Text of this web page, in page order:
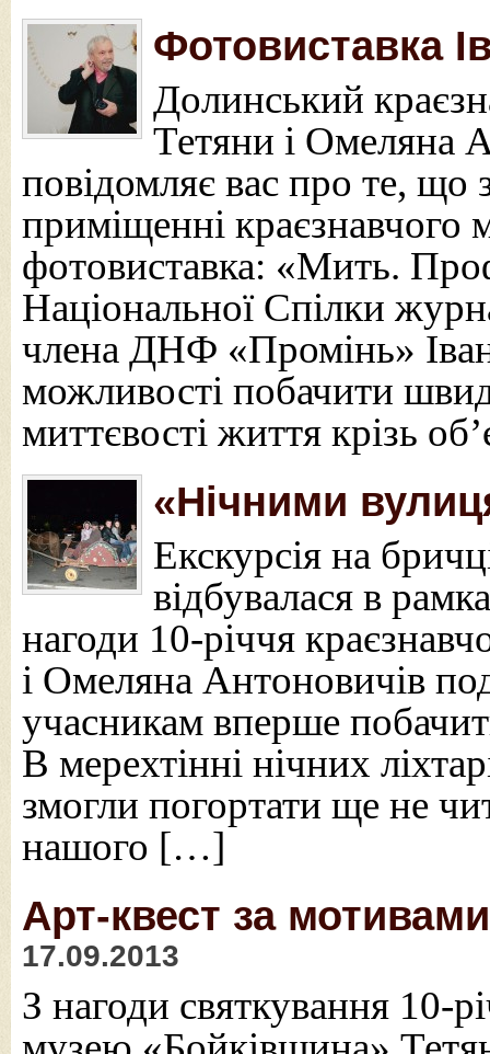
Фотовиставка
Долинський
Тетяни і Омеляна
повідомляє вас про те, що
приміщенні
фотовиставка: «Мить.
Національної Спілки
члена ДНФ «Промінь»
можливості побачити
миттєвості життя крізь
«Нічними
Екскурсія на
відбувалася в
нагоди 10-річчя
і Омеляна Антоновичів
учасникам вперше
В мерехтінні нічних
змогли погортати ще не
нашого […]
Арт-квест за
17.09.2013
З нагоди святкування 10-